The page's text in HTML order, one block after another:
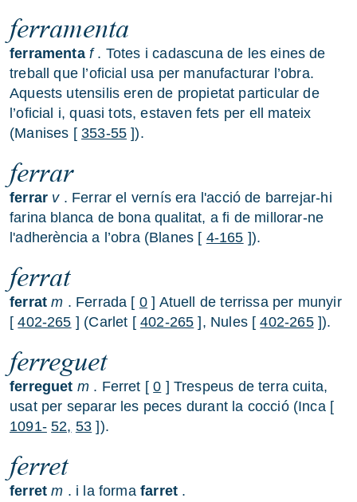
ferramenta
ferramenta f. Totes i cadascuna de les eines de
treball que l’oficial usa per manufacturar l’obra.
Aquests utensilis eren de propietat particular de
l’oficial i, quasi tots, estaven fets per ell mateix
(Manises [ 353-55 ]).
ferrar
ferrar v. Ferrar el vernís era l'acció de barrejar-hi
farina blanca de bona qualitat, a fi de millorar-ne
l'adherència a l’obra (Blanes [ 4-165 ]).
ferrat
ferrat m . Ferrada [ 0 ] Atuell de terrissa per munyir
[402-265 ] (Carlet [ 402-265 ], Nules [402-265]).
ferreguet
ferreguet m . Ferret [0 ] Trespeus de terra cuita,
usat per separar les peces durant la cocció (Inca [
1091- 52, 53 ]).
ferret
ferret m . i la forma farret .